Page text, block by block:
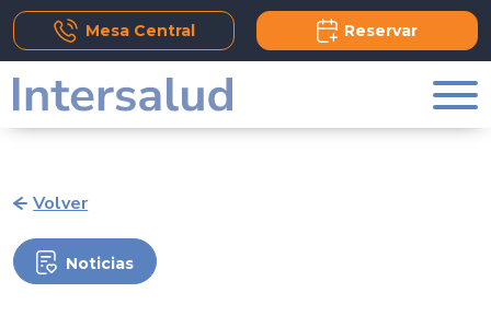
Add Comment
Mesa Central Reservar
Volver
Noticias